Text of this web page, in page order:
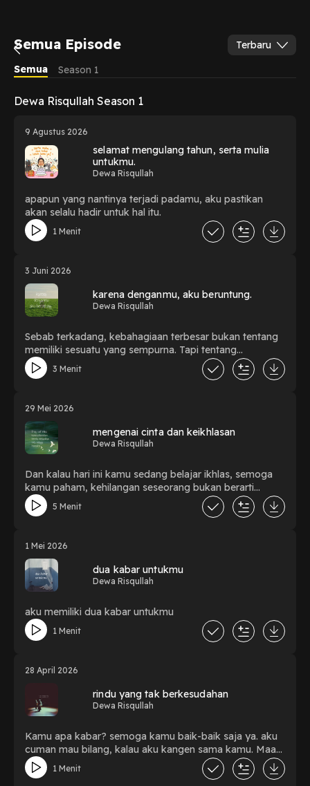
Semua Episode
Terbaru
Semua
Season 1
Dewa Risqullah Season 1
9 Agustus 2026
selamat mengulang tahun, serta mulia
untukmu.
Dewa Risqullah
apapun yang nantinya terjadi padamu, aku pastikan
akan selalu hadir untuk hal itu.
1 Menit
3 Juni 2026
karena denganmu, aku beruntung.
Dewa Risqullah
Sebab terkadang, kebahagiaan terbesar bukan tentang
memiliki sesuatu yang sempurna. Tapi tentang
menemukan seseorang yang membuat kita merasa
cukup.
3 Menit
29 Mei 2026
mengenai cinta dan keikhlasan
Dewa Risqullah
Dan kalau hari ini kamu sedang belajar ikhlas, semoga
kamu paham, kehilangan seseorang bukan berarti
cintamu gagal. Mungkin saja cintamu hanya sedang
mengajarkanmu cara menerima.
5 Menit
1 Mei 2026
dua kabar untukmu
Dewa Risqullah
aku memiliki dua kabar untukmu
1 Menit
28 April 2026
rindu yang tak berkesudahan
Dewa Risqullah
Kamu apa kabar? semoga kamu baik-baik saja ya. aku
cuman mau bilang, kalau aku kangen sama kamu. Maaf
kalau kamu agak sedikit terganggu dengan kalimat ku
ini.
1 Menit